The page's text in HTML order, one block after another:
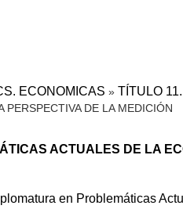
ECONOMICAS » TÍTULO
PERSPECTIVA DE LA MEDICIÓN
ACTUALES DE LA
en Problemáticas